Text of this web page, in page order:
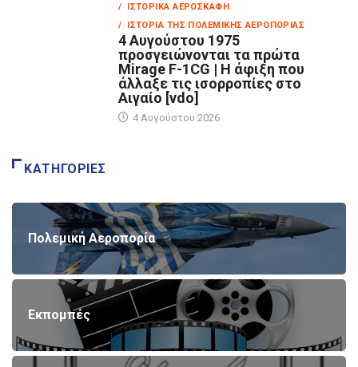
/ ΙΣΤΟΡΙΚΆ ΑΕΡΟΣΚΆΦΗ
/ ΙΣΤΟΡΊΑ ΤΗΣ ΠΟΛΕΜΙΚΉΣ ΑΕΡΟΠΟΡΊΑΣ
4 Αυγούστου 1975
προσγειώνονται τα πρώτα
Mirage F-1CG | Η άφιξη που
άλλαξε τις ισορροπίες στο
Αιγαίο [vdo]
4 Αυγούστου 2026
ΚΑΤΗΓΟΡΊΕΣ
Πολεμική Αεροπορία
Εκπομπές